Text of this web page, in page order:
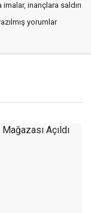
inançlara saldırı
yorumlar